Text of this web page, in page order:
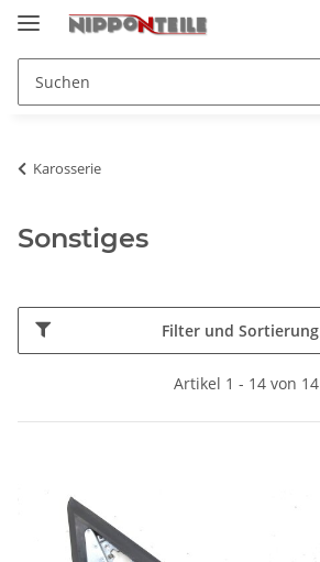
Karosserie
Sonstiges
Filter und Sortierung
Artikel 1 - 14 von 14